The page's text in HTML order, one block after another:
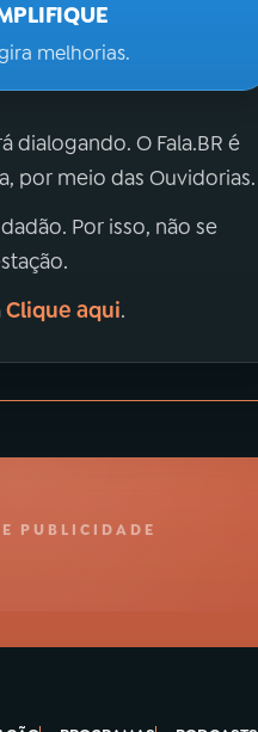
melhorias.
dialogando. O Fala.BR é
por meio das Ouvidorias.
Por isso, não se
Clique aqui.
PUBLICIDADE